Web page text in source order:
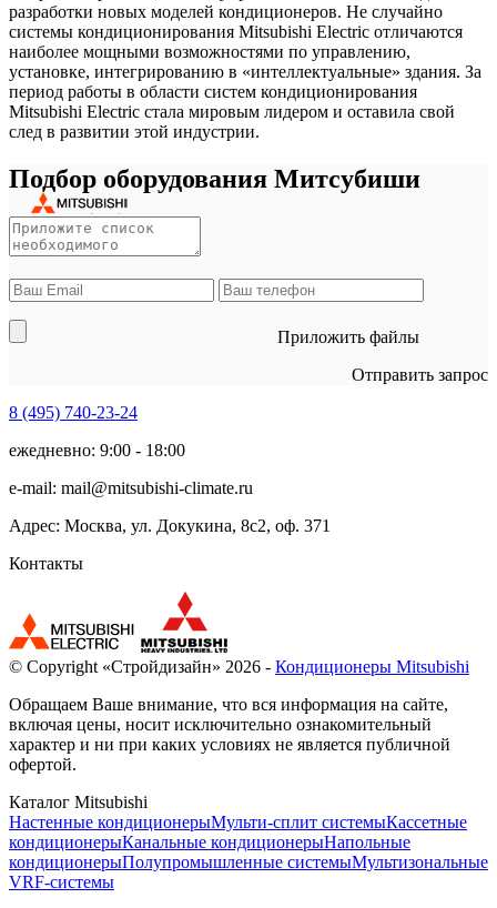
разработки новых моделей кондиционеров. Не случайно
системы кондиционирования Mitsubishi Electric отличаются
наиболее мощными возможностями по управлению,
установке, интегрированию в «интеллектуальные» здания. За
период работы в области систем кондиционирования
Mitsubishi Electric стала мировым лидером и оставила свой
след в развитии этой индустрии.
Подбор оборудования Митсубиши
Приложить файлы
Отправить запрос
8 (495) 740-23-24
ежедневно: 9:00 - 18:00
e-mail: mail@mitsubishi-climate.ru
Адрес: Москва, ул. Докукина, 8с2, оф. 371
Контакты
© Copyright «Стройдизайн» 2026 - Кондиционеры Mitsubishi
Обращаем Ваше внимание, что вся информация на сайте,
включая цены, носит исключительно ознакомительный
характер и ни при каких условиях не является публичной
офертой.
Каталог Mitsubishi
Настенные кондиционерыМульти-сплит системыКассетные
кондиционерыКанальные кондиционерыНапольные
кондиционерыПолупромышленные системыМультизональные
VRF-системы